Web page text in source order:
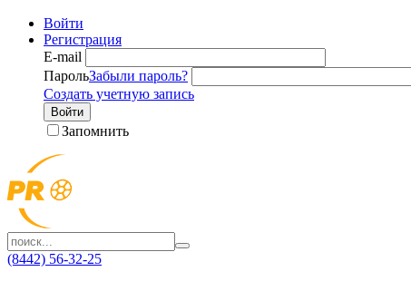
Войти
Регистрация
E-mail
ПарольЗабыли пароль?
Создать учетную запись
Войти
Запомнить
(8442) 56-32-25